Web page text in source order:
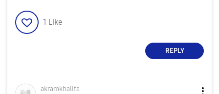
1 Like
REPLY
akramkhalifa